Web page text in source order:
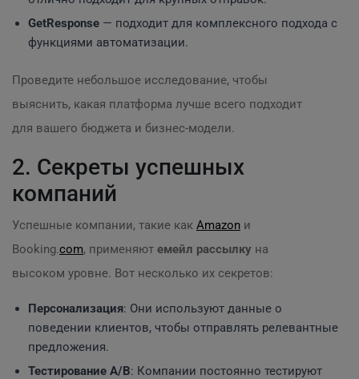
GetResponse — подходит для комплексного подхода с
функциями автоматизации.
Проведите небольшое исследование, чтобы
выяснить, какая платформа лучше всего подходит
для вашего бюджета и бизнес-модели.
2. Секреты успешных
компаний
Успешные компании, такие как Amazon и
Booking.com, применяют емейл рассылку на
высоком уровне. Вот несколько их секретов:
Персонализация: Они используют данные о
поведении клиентов, чтобы отправлять релевантные
предложения.
Тестирование A/B: Компании постоянно тестируют